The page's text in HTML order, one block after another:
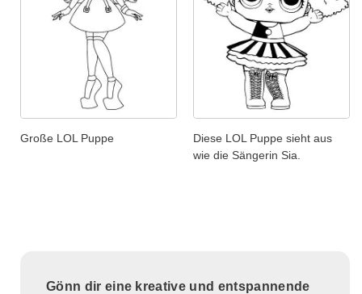
Große LOL Puppe
Diese LOL Puppe sieht aus
wie die Sängerin Sia.
Gönn dir eine kreative und entspannende